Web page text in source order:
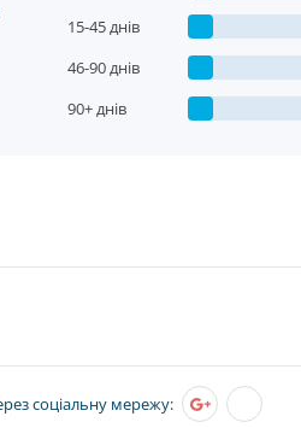
15-45 днів
46-90 днів
90+ днів
соціальну мережу: